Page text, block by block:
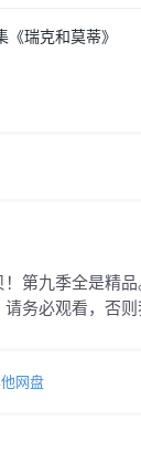
《瑞克和莫蒂》
！第九季全是精
务必观看，否则
网盘